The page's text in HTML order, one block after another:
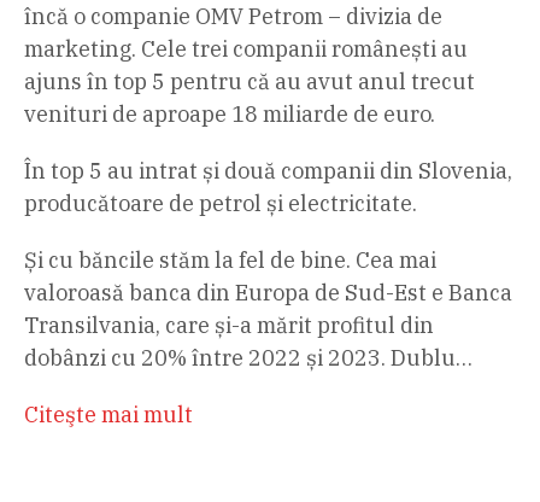
încă o companie OMV Petrom – divizia de
marketing. Cele trei companii românești au
ajuns în top 5 pentru că au avut anul trecut
venituri de aproape 18 miliarde de euro.
În top 5 au intrat și două companii din Slovenia,
producătoare de petrol și electricitate.
Și cu băncile stăm la fel de bine. Cea mai
valoroasă banca din Europa de Sud-Est e Banca
Transilvania, care și-a mărit profitul din
dobânzi cu 20% între 2022 și 2023. Dublu…
Citeşte mai mult